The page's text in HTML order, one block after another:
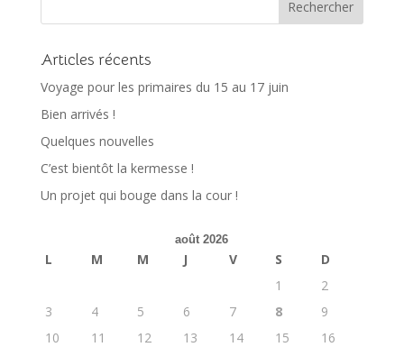
Articles récents
Voyage pour les primaires du 15 au 17 juin
Bien arrivés !
Quelques nouvelles
C’est bientôt la kermesse !
Un projet qui bouge dans la cour !
août 2026
L M M J V S
D
1
2
3
4 5 6 7 8
9
10
11 12 13 14 15
16